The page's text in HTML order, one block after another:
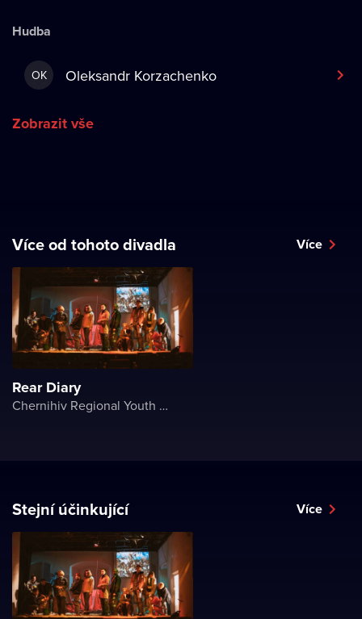
Hudba
OK Oleksandr Korzachenko
Zobrazit vše
Více od tohoto divadla Více
Rear Diary
Chernihiv Regional Youth Theater
Stejní účinkující Více